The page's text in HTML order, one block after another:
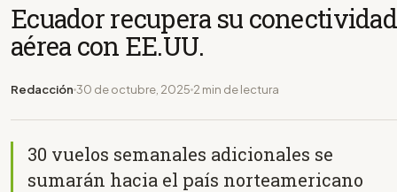
Ecuador recupera su conectividad
aérea con EE.UU.
Redacción 30 de octubre, 2025 2 min de lectura
30 vuelos semanales adicionales se
sumarán hacia el país norteamericano